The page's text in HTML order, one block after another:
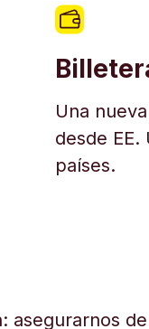
Una
desde
países.
asegurarnos de